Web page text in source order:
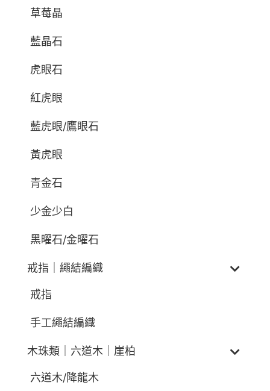
草莓晶
藍晶石
虎眼石
紅虎眼
藍虎眼/鷹眼石
黃虎眼
青金石
少金少白
黑曜石/金曜石
戒指｜繩結編織
戒指
手工繩結編織
木珠類｜六道木｜崖柏
六道木/降龍木